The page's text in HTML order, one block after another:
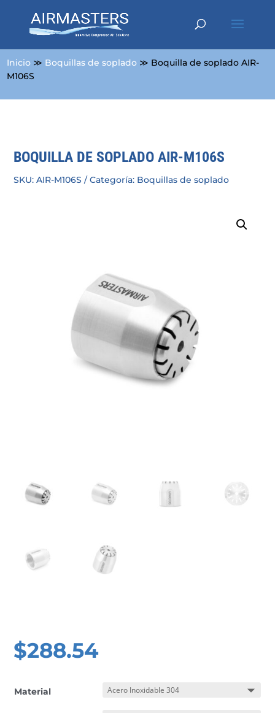
Inicio ≫ Boquillas de soplado ≫ Boquilla de soplado AIR-
M106S
BOQUILLA DE SOPLADO AIR-M106S
SKU:AIR-M106S Categoría: Boquillas de soplado
$288.54
Material